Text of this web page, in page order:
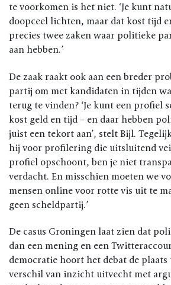
te voorkomen is het niet. ‘Je kunt
doopceel lichten, maar dat kost tijd
precies twee zaken waar politieke
aan hebben.’
De zaak raakt ook aan een breder
partij om met kandidaten in tijden
terug te vinden? ‘Je kunt een profiel
kost geld en tijd – en daar hebben
juist een tekort aan’, stelt Bijl.
hij voor profilering die uitsluitend
profiel opschoont, ben je niet
verdacht. En misschien moeten we
mensen online voor rotte vis uit te
geen scheldpartij.’
De casus Groningen laat zien dat
dan een mening en een
democratie hoort het debat de plaats
verschil van inzicht uitvecht met